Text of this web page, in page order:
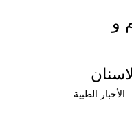
و
الأخبار الطبية